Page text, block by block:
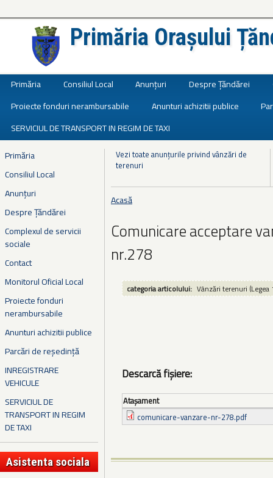
Primăria Orașului
Primăria Consiliul Local Anunțuri Despre Țăndărei
Proiecte fonduri nerambursabile
Anunturi achizitii publice
SERVICIUL DE TRANSPORT IN REGIM DE TAXI
Primăria
Consiliul Local
Anunțuri
Despre Țăndărei
Complexul de servicii
sociale
Contact
Monitorul Oficial Local
Proiecte fonduri
nerambursabile
Anunturi achizitii publice
Parcări de reședință
INREGISTRARE
VEHICULE
SERVICIUL DE
TRANSPORT IN REGIM
DE TAXI
Asistenta sociala
Vezi toate anunțurile privind vânzări de
terenuri
Eşti aici
Acasă
Comunicare acceptare
nr.278
categoria articolului: Vânzări terenuri (Legea
Descarcă fișiere:
Ataşament
comunicare-vanzare-nr-278.pdf